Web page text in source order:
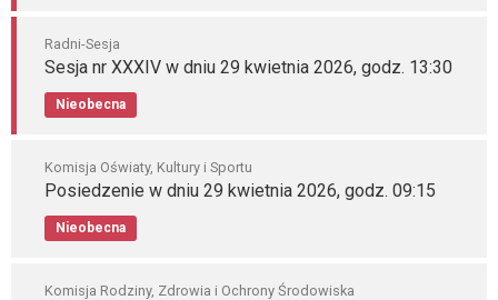
Radni-Sesja
Sesja nr XXXIV w dniu 29 kwietnia 2026, godz. 13:30
Nieobecna
Komisja Oświaty, Kultury i Sportu
Posiedzenie w dniu 29 kwietnia 2026, godz. 09:15
Nieobecna
Komisja Rodziny, Zdrowia i Ochrony Środowiska